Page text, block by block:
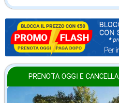
PRENOTA OGGI E CANCELLA